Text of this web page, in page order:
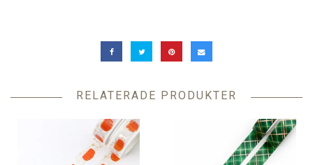
RELATERADE PRODUKTER